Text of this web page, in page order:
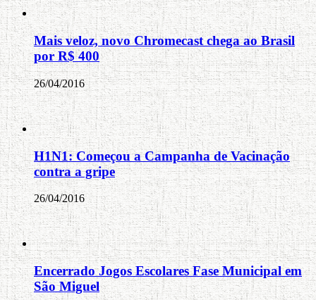
Mais veloz, novo Chromecast chega ao Brasil
por R$ 400
26/04/2016
H1N1: Começou a Campanha de Vacinação
contra a gripe
26/04/2016
Encerrado Jogos Escolares Fase Municipal em
São Miguel